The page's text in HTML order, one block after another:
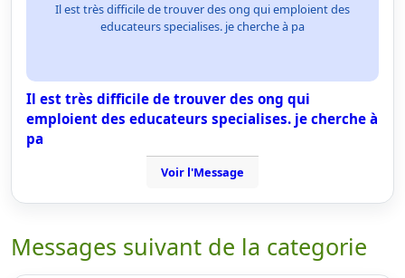
Il est très difficile de trouver des ong qui emploient des
educateurs specialises. je cherche à pa
Il est très difficile de trouver des ong qui
emploient des educateurs specialises. je cherche à
pa
Voir l'Message
Messages suivant de la categorie